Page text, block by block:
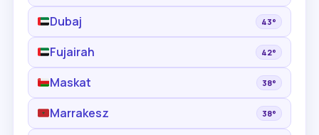
Dubaj 43°
Fujairah 42°
Maskat 38°
Marrakesz 38°